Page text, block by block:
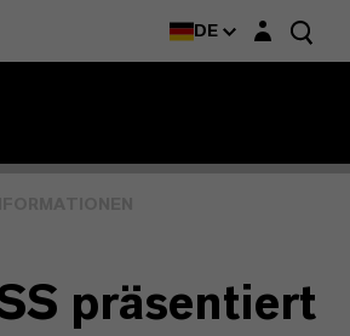
DE Login-Maske
präsentiert